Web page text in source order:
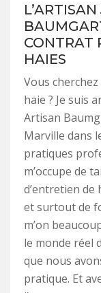
CONTRAT
HAIES
Vous
haie ? Je suis
Artisan
Marville dans
pratiques
m’occupe de
d’entretien de
et surtout de
m’on
le monde réel
que nous
pratique. Et